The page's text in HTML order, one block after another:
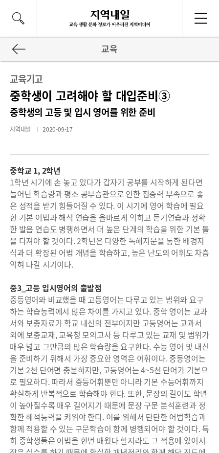
교육
교육기고
중학생이 고려해야 할 대입준비③
중학생의 고등 및 입시 영어를 위한 준비
지역내일 2020-09-17
중학교 1, 2학년
1학년 시기에 손 놓고 있다가 갑자기 공부를 시작하게 된다면
늘어난 학습량과 평소 공부습관으로 인한 집중력 부족으로 좋
은 성적을 받기 힘들어질 수 있다. 이 시기에 영어 학습에 필요
한 기본 어법과 해석 연습을 올바르게 익히고 듣기연습과 정확
한 발음 연습도 병행하면서 더 높은 단계의 학습을 위한 기본 틀
을 다져야 할 것이다. 2학년은 다양한 독해지문을 통한 배경지
식과 더 확장된 어법 개념을 학습하고, 높은 난도의 어휘도 차츰
익혀 나갈 시기이다.
중3_고등 입시영어의 출발점
중등영어와 비교했을 때 고등영어는 다루고 있는 범위와 요구
하는 학습능력에서 많은 차이를 가지고 있다. 중학 영어는 교과
서와 보충자료가 학교 내신의 전부이지만 고등영어는 교과서
외에 보충교재, 교육청 모의고사 등 다루고 있는 교재 및 범위가
매우 넓고 그만큼의 많은 학습량을 요구한다. 수능 영어 및 내신
을 준비하기 위해서 가장 중요한 영역은 어휘이다. 중등영어는
기본 2천 단어면 충분하지만, 고등영어는 4~5천 단어가 기본으
로 필요하다. 따라서 중등어휘뿐만 아니라 기본 수능어휘까지
확실하게 반복적으로 학습해야 한다. 또한, 문장의 길이도 학년
이 높아질수록 매우 길어지기 때문에 문장 구문 분석훈련과 정
확한 해석능력을 키워야 한다. 이를 위해서 탄탄한 어법학습과
함께 적용할 수 있는 구문학습이 함께 병행되어야 할 것이다. 특
히 중학생들은 어법을 한번 배웠다 할지라도 그 적용에 있어서